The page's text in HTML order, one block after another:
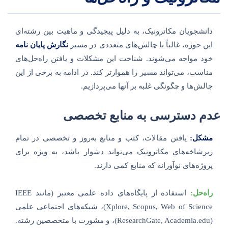
دانشجویان مکاترونیک، به دلیل پیچیدگی و ماهیت بین رشته‌ای
این حوزه، غالباً با چالش‌های متعددی در مسیر نگارش پایان نامه
خود مواجه می‌شوند. شناخت این مشکلات و یافتن راه‌حل‌های
مناسب، می‌تواند مسیر را هموارتر کند. در ادامه به برخی از این
چالش‌ها و چگونگی غلبه بر آنها می‌پردازیم.
عدم دسترسی به منابع تخصصی
مشکل: یافتن مقالات، کتب و منابع به‌روز و تخصصی در تمام
زیرشاخه‌های مکاترونیک می‌تواند دشوار باشد، به ویژه برای
پروژه‌های نوآورانه که منابع کمی دارند.
راه‌حل:
استفاده از پایگاه‌های داده علمی معتبر (مانند IEEE
Xplore, Scopus, Web of Science)، شبکه‌های اجتماعی علمی
(ResearchGate, Academia.edu)، و مشورت با متخصصین رشته.